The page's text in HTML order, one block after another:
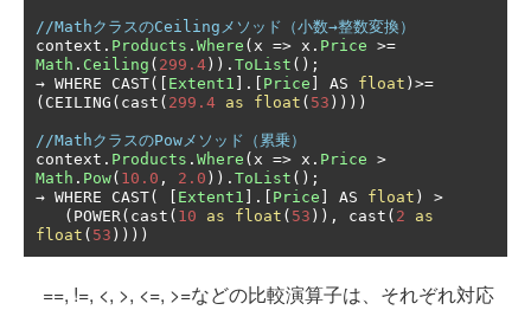
//MathクラスのCeilingメソッド（小数→整数変換）
context . Products . Where ( x => x . Price >=
Math . Ceiling ( 299.4 )). ToList ();
→ WHERE CAST([ Extent1 ].[ Price AS float )>=
( CEILING ( cast ( 299.4 as float ( 53 ))))
//MathクラスのPowメソッド（累乗）
context . Products . Where ( x => x . Price >
Math . Pow( 10.0 , 2.0 )). ToList ();
→ WHERE CAST( Extent1 ].[ Price AS float )
>
( POWER( cast ( 10 as float ( 53 )), cast ( 2
as
float ( 53 ))))
==, !=, <, >, <=, >=などの比較演算子は、それぞれ対応